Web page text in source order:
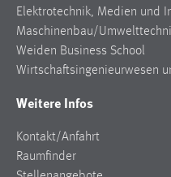
Elektrotechnik, Medien und
Maschinenbau/
Weiden Business School
Wirtschaftsingenieurwesen
Weitere Infos
Kontakt/Anfahrt
Raumfinder